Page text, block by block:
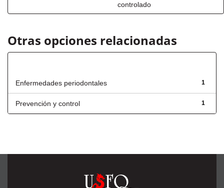
controlado
Otras opciones relacionadas
1
Enfermedades periodontales
1
Prevención y control